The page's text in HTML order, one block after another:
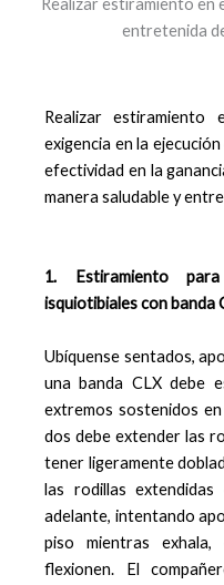
Realizar estiramiento en
entretenida
Realizar estiramiento
exigencia en la
efectividad en la
manera saludable y
1. Estiramiento
isquiotibiales con banda
Ubíquense sentados,
una banda CLX debe
extremos sostenidos
dos debe extender las
tener ligeramente
las rodillas
adelante, intentando
piso mientras
flexionen. El